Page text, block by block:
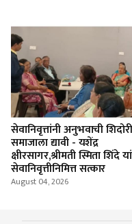
सेवानिवृत्तांनी अनुभवाची शिदोरी
समाजाला द्यावी - यशेंद्र
क्षीरसागर,श्रीमती स्मिता शिंदे
सेवानिवृत्तीनिमित्त सत्कार
August 04, 2026